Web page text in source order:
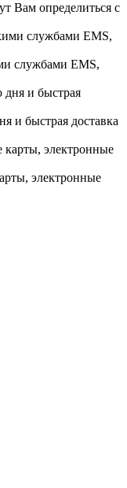
Вам определиться с
службами EMS,
и быстрая доставка
электронные